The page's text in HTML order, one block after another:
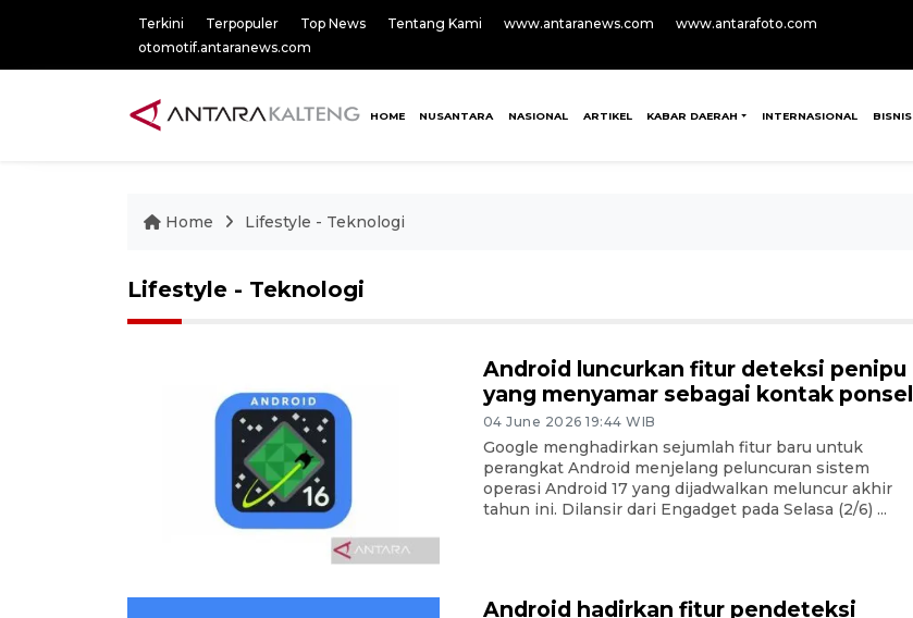
Terkini Terpopuler Top News Tentang Kami www.antaranews.com
www.antarafoto.com
otomotif.antaranews.com
HOME NUSANTARA NASIONAL ARTIKEL KABAR DAERAH INTERNASIONAL BISNIS
Home Lifestyle - Teknologi
Lifestyle - Teknologi
Android luncurkan fitur deteksi penipu
yang menyamar sebagai kontak ponsel
04 June 2026 19:44 WIB
Google menghadirkan sejumlah fitur baru untuk
perangkat Android menjelang peluncuran sistem
operasi Android 17 yang dijadwalkan meluncur akhir
tahun ini. Dilansir dari Engadget pada Selasa (2/6) ...
Android hadirkan fitur pendeteksi